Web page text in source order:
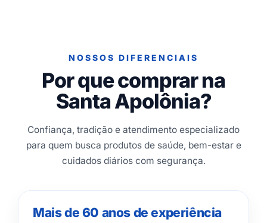
NOSSOS DIFERENCIAIS
Por que comprar na
Santa Apolônia?
Confiança, tradição e atendimento especializado
para quem busca produtos de saúde, bem-estar e
cuidados diários com segurança.
Mais de 60 anos de experiência